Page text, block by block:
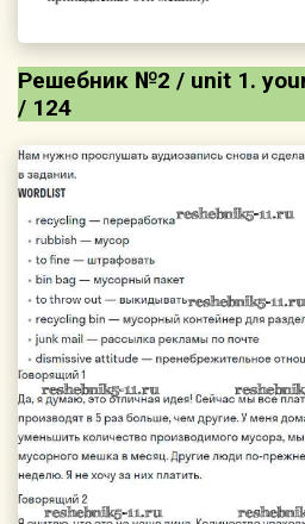
Решебник №2 / unit 1.
/ 124